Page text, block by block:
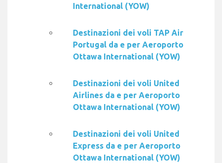
International (YOW)
Destinazioni dei voli TAP Air
Portugal da e per Aeroporto
Ottawa International (YOW)
Destinazioni dei voli United
Airlines da e per Aeroporto
Ottawa International (YOW)
Destinazioni dei voli United
Express da e per Aeroporto
Ottawa International (YOW)